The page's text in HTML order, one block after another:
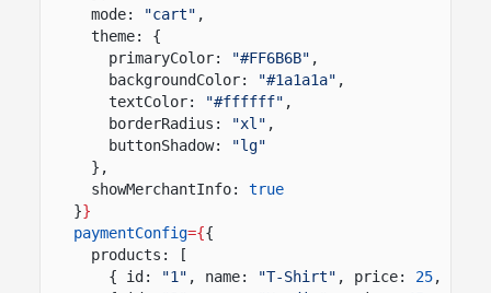
mode:
"cart" ,
theme: {
primaryColor:
"#FF6B6B" ,
backgroundColor:
"#1a1a1a" ,
textColor:
"#ffffff" ,
borderRadius:
"xl" ,
buttonShadow:
"lg"
},
showMerchantInfo:
true
}}
paymentConfig={{
products: [
{ id:
"1" , name: "T-Shirt" , price: 25,